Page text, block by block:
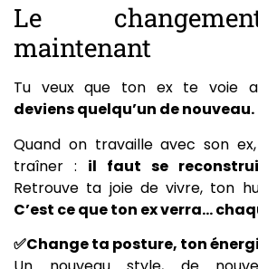
Le
maintenant
Tu veux que ton ex te voie
deviens quelqu’un de nouveau.
Quand on travaille avec son
traîner : il faut se
Retrouve ta joie de vivre, ton
C’est ce que ton ex verra…
✅Change ta posture, ton